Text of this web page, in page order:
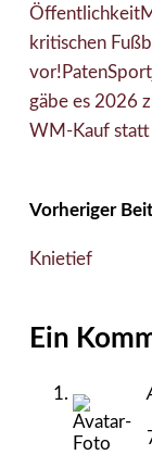
Öffentlichkeit
kritischen
vor! Paten
gäbe es 2026
WM-Kauf statt
Vorheriger
Knietief
Ein